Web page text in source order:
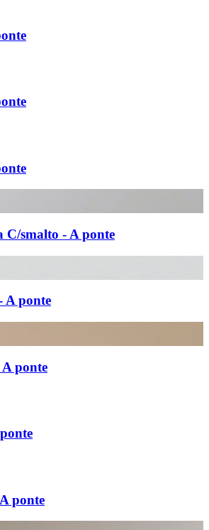
C/smalto - A ponte
A ponte
ponte
ponte